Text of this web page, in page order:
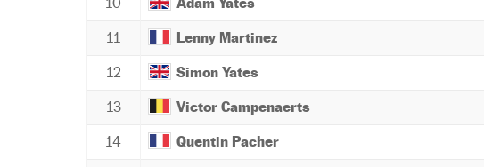
11 Lenny Martinez
12 Simon Yates
13 Victor Campenaerts
14 Quentin Pacher